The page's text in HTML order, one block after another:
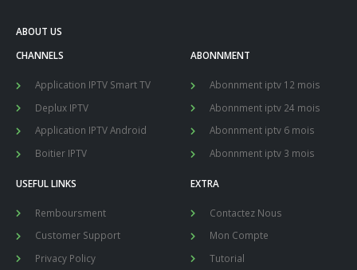
ABOUT US
CHANNELS
Application IPTV Smart TV
Deplux IPTV
Application IPTV Android
Boitier IPTV
ABONNMENT
Abonnment iptv 12 mois
Abonnment iptv 24 mois
Abonnment iptv 6 mois
Abonnment iptv 3 mois
USEFUL LINKS
Remboursment
Customer Support
Privacy Policy
EXTRA
Contactez Nous
Mon Compte
Tutorial